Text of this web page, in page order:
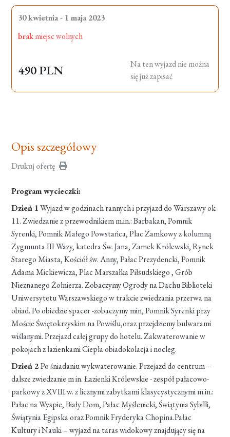
30 kwietnia - 1 maja 2023
brakmiejsc wolnych
490 PLN
Na ten wyjazd nie można
się już zapisać
Opis szczegółowy
Drukuj ofertę
Program wycieczki:
Dzień 1Wyjazd w godzinach rannych i przyjazd do Warszawy ok
11. Zwiedzanie z przewodnikiem m.in.: Barbakan, Pomnik
Syrenki, Pomnik Małego Powstańca, Plac Zamkowy z kolumną
Zygmunta III Wazy, katedra Św. Jana, Zamek Królewski, Rynek
Starego Miasta, Kościół św. Anny, Pałac Prezydencki, Pomnik
Adama Mickiewicza, Plac Marszałka Piłsudskiego , Grób
Nieznanego Żołnierza. Zobaczymy Ogrody na Dachu Biblioteki
Uniwersytetu Warszawskiego w trakcie zwiedzania przerwa na
obiad. Po obiedzie spacer -zobaczymy min, Pomnik Syrenki przy
Moście Świętokrzyskim na Powiślu,oraz przejdziemy bulwarami
wiślanymi. Przejazd całej grupy do hotelu. Zakwaterowanie w
pokojach z łazienkami Ciepła obiadokolacja i nocleg.
Dzień 2Po śniadaniu wykwaterowanie. Przejazd do centrum –
dalsze zwiedzanie m in. Łazienki Królewskie - zespół pałacowo-
parkowy z XVIII w. z licznymi zabytkami klasycystycznymi m.in.:
Pałac na Wyspie, Biały Dom, Pałac Myślenicki, Świątynia Sybilli,
Świątynia Egipska oraz Pomnik Fryderyka Chopina.Pałac
Kultury i Nauki – wyjazd na taras widokowy znajdujący się na